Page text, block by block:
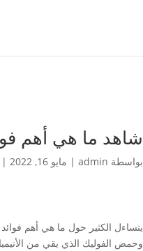
شاهد ما هي أهم
بواسطة admin
| مايو 16, 2022 |
يتساءل الكثير حول ما هي أهم فوائد
وحمض الفوليك الذي يقي من